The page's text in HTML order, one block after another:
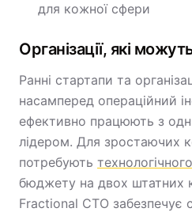
для кожної сфери
Організації, які
Ранні стартапи та
насамперед операційний
ефективно працюють з
лідером. Для зростаючих
потребують
бюджету на двох штатних
Fractional CTO забезпечує